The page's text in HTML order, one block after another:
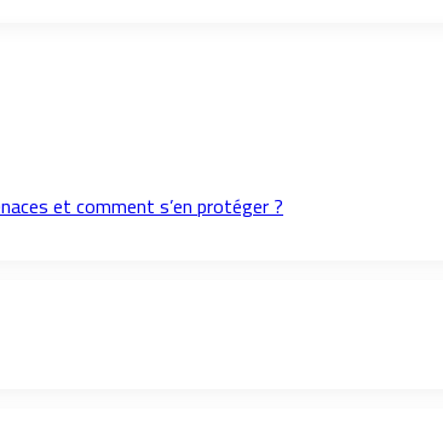
et comment s’en protéger ?